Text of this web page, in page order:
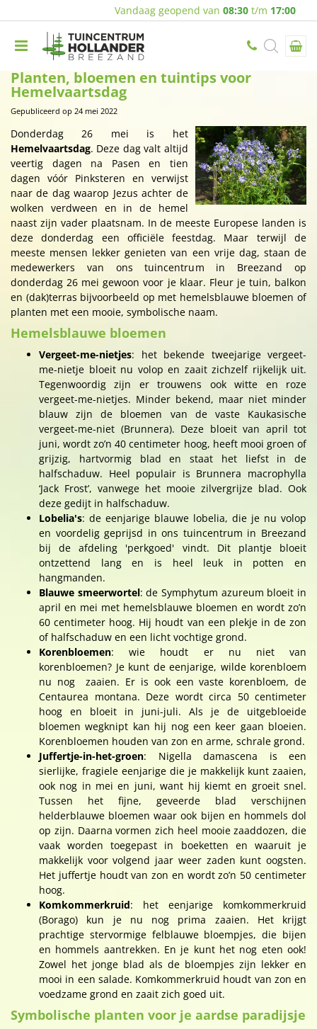
Vandaag geopend van 08:30 t/m 17:00
Planten, bloemen en tuintips voor
Hemelvaartsdag
Gepubliceerd op 24 mei 2022
Donderdag 26 mei is het
Hemelvaartsdag. Deze dag valt altijd
veertig dagen na Pasen en tien
dagen vóór Pinksteren en verwijst
naar de dag waarop Jezus achter de
wolken verdween en in de hemel
naast zijn vader plaatsnam. In de meeste Europese landen is
deze donderdag een officiële feestdag. Maar terwijl de
meeste mensen lekker genieten van een vrije dag, staan de
medewerkers van ons tuincentrum in Breezand op
donderdag 26 mei gewoon voor je klaar. Fleur je tuin, balkon
en (dak)terras bijvoorbeeld op met hemelsblauwe bloemen of
planten met een mooie, symbolische naam.
Hemelsblauwe bloemen
Vergeet-me-nietjes: het bekende tweejarige vergeet-
me-nietje bloeit nu volop en zaait zichzelf rijkelijk uit.
Tegenwoordig zijn er trouwens ook witte en roze
vergeet-me-nietjes. Minder bekend, maar niet minder
blauw zijn de bloemen van de vaste Kaukasische
vergeet-me-niet (Brunnera). Deze bloeit van april tot
juni, wordt zo’n 40 centimeter hoog, heeft mooi groen of
grijzig, hartvormig blad en staat het liefst in de
halfschaduw. Heel populair is Brunnera macrophylla
‘Jack Frost’, vanwege het mooie zilvergrijze blad. Ook
deze gedijt in halfschaduw.
Lobelia's: de eenjarige blauwe lobelia, die je nu volop
en voordelig geprijsd in ons tuincentrum in Breezand
bij de afdeling 'perkgoed' vindt. Dit plantje bloeit
ontzettend lang en is heel leuk in potten en
hangmanden.
Blauwe smeerwortel: de Symphytum azureum bloeit in
april en mei met hemelsblauwe bloemen en wordt zo’n
60 centimeter hoog. Hij houdt van een plekje in de zon
of halfschaduw en een licht vochtige grond.
Korenbloemen: wie houdt er nu niet van
korenbloemen? Je kunt de eenjarige, wilde korenbloem
nu nog zaaien. Er is ook een vaste korenbloem, de
Centaurea montana. Deze wordt circa 50 centimeter
hoog en bloeit in juni-juli. Als je de uitgebloeide
bloemen wegknipt kan hij nog een keer gaan bloeien.
Korenbloemen houden van zon en arme, schrale grond.
Juffertje-in-het-groen: Nigella damascena is een
sierlijke, fragiele eenjarige die je makkelijk kunt zaaien,
ook nog in mei en juni, want hij kiemt en groeit snel.
Tussen het fijne, geveerde blad verschijnen
helderblauwe bloemen waar ook bijen en hommels dol
op zijn. Daarna vormen zich heel mooie zaaddozen, die
vaak worden toegepast in boeketten en waaruit je
makkelijk voor volgend jaar weer zaden kunt oogsten.
Het juffertje houdt van zon en wordt zo’n 50 centimeter
hoog.
Komkommerkruid: het eenjarige komkommerkruid
(Borago) kun je nu nog prima zaaien. Het krijgt
prachtige stervormige felblauwe bloempjes, die bijen
en hommels aantrekken. En je kunt het nog eten ook!
Zowel het jonge blad als de bloempjes zijn lekker en
mooi in een salade. Komkommerkruid houdt van zon en
voedzame grond en zaait zich goed uit.
Symbolische planten voor je aardse paradijsje